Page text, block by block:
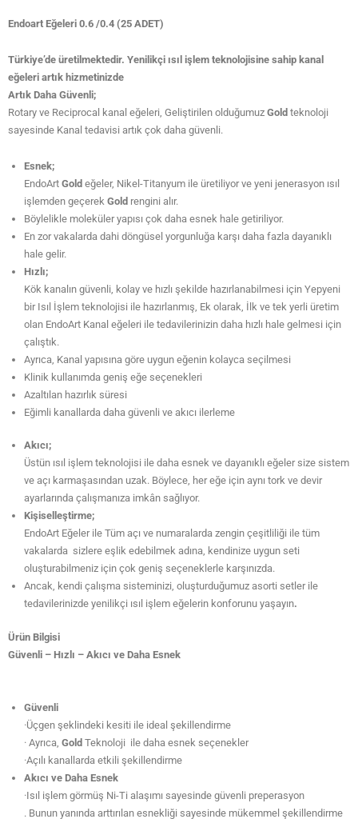
Endoart Eğeleri 0.6 /0.4 (25 ADET)
Türkiye’de üretilmektedir. Yenilikçi ısıl işlem teknolojisine sahip kanal
eğeleri artık hizmetinizde
Artık Daha Güvenli;
Rotary ve Reciprocal kanal eğeleri, Geliştirilen olduğumuz Gold teknoloji
sayesinde Kanal tedavisi artık çok daha güvenli.
Esnek;
EndoArt Gold eğeler, Nikel-Titanyum ile üretiliyor ve yeni jenerasyon ısıl
işlemden geçerek Gold rengini alır.
Böylelikle moleküler yapısı çok daha esnek hale getiriliyor.
En zor vakalarda dahi döngüsel yorgunluğa karşı daha fazla dayanıklı
hale gelir.
Hızlı;
Kök kanalın güvenli, kolay ve hızlı şekilde hazırlanabilmesi için Yepyeni
bir Isıl İşlem teknolojisi ile hazırlanmış, Ek olarak, İlk ve tek yerli üretim
olan EndoArt Kanal eğeleri ile tedavilerinizin daha hızlı hale gelmesi için
çalıştık.
Ayrıca, Kanal yapısına göre uygun eğenin kolayca seçilmesi
Klinik kullanımda geniş eğe seçenekleri
Azaltılan hazırlık süresi
Eğimli kanallarda daha güvenli ve akıcı ilerleme
Akıcı;
Üstün ısıl işlem teknolojisi ile daha esnek ve dayanıklı eğeler size sistem
ve açı karmaşasından uzak. Böylece, her eğe için aynı tork ve devir
ayarlarında çalışmanıza imkân sağlıyor.
Kişiselleştirme;
EndoArt Eğeler ile Tüm açı ve numaralarda zengin çeşitliliği ile tüm
vakalarda sizlere eşlik edebilmek adına, kendinize uygun seti
oluşturabilmeniz için çok geniş seçeneklerle karşınızda.
Ancak, kendi çalışma sisteminizi, oluşturduğumuz asorti setler ile
tedavilerinizde yenilikçi ısıl işlem eğelerin konforunu yaşayın.
Ürün Bilgisi
Güvenli – Hızlı – Akıcı ve Daha Esnek
Güvenli
·Üçgen şeklindeki kesiti ile ideal şekillendirme
· Ayrıca, Gold Teknoloji ile daha esnek seçenekler
·Açılı kanallarda etkili şekillendirme
Akıcı ve Daha Esnek
·Isıl işlem görmüş Ni-Ti alaşımı sayesinde güvenli preperasyon
. Bunun yanında arttırılan esnekliği sayesinde mükemmel şekillendirme